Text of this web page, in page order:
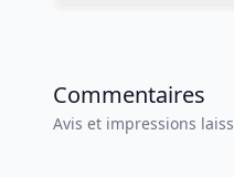
Commentaires
Avis et impressions